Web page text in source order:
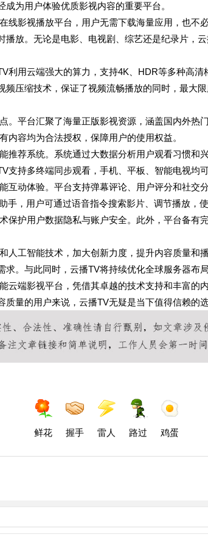
为用户体验优质影视内容的重要平台。
线影视播放平台，用户无需下载海量应用，也不
播放。无论是电影、电视剧、综艺还是纪录片，
利用云端强大的算力，支持4K、HDR等多种高
频压缩技术，保证了视频流畅播放的同时，最大
。平台汇聚了海量正版影视资源，涵盖国内外热
内容均为合法授权，保障用户的使用权益。
推荐系统。系统通过大数据分析用户观看习惯和
支持多终端同步观看，手机、平板、智能电视均
互动体验。平台支持弹幕评论、用户评分和社交
手，用户可通过语音指令搜索影片、调节播放，使
保护用户数据隐私与账户安全。此外，平台备有
人工智能技术，加大创新力度，提升内容质量和
。与此同时，云播TV将持续优化全球服务器布
云端影视平台，凭借其卓越的技术支持和丰富的
量的用户来说，云播TV无疑是当下值得信赖的选
鲜花 握手 雷人 路过 鸡蛋